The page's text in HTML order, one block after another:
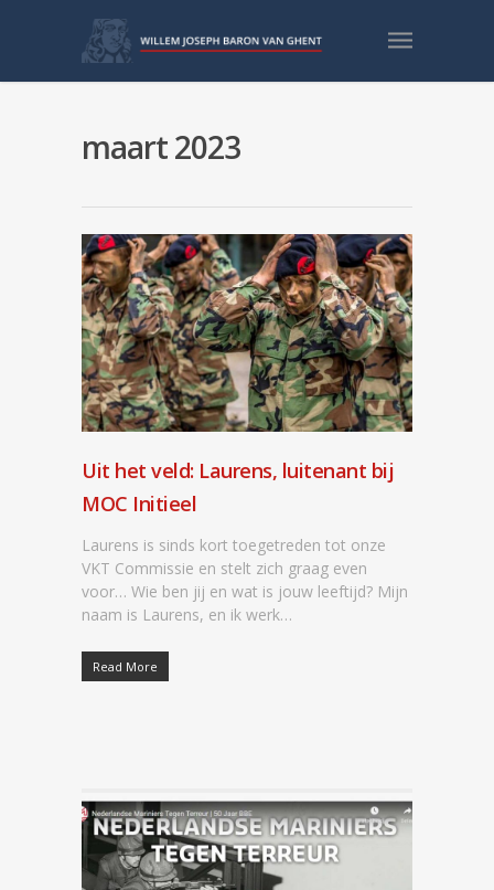
maart 2023
Uit het veld: Laurens, luitenant bij
MOC Initieel
Laurens is sinds kort toegetreden tot onze
VKT Commissie en stelt zich graag even
voor… Wie ben jij en wat is jouw leeftijd? Mijn
naam is Laurens, en ik werk…
Read More